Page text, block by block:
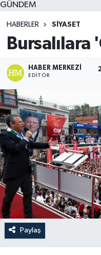
GÜNDEM
HABERLER SİYASET
HABER MERKEZI
EDITÖR
Paylaş